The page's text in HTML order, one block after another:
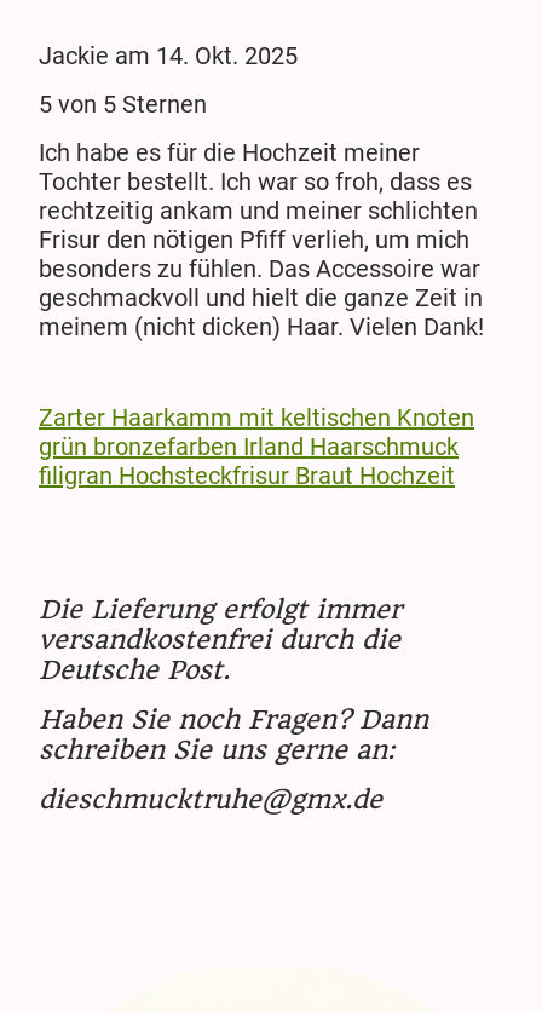
Jackie am 14. Okt. 2025
5 von 5 Sternen
Ich habe es für die Hochzeit meiner
Tochter bestellt. Ich war so froh, dass es
rechtzeitig ankam und meiner schlichten
Frisur den nötigen Pfiff verlieh, um mich
besonders zu fühlen. Das Accessoire war
geschmackvoll und hielt die ganze Zeit in
meinem (nicht dicken) Haar. Vielen Dank!
Zarter Haarkamm mit keltischen Knoten
grün bronzefarben Irland Haarschmuck
filigran Hochsteckfrisur Braut Hochzeit
Die Lieferung erfolgt immer
versandkostenfrei durch die
Deutsche Post.
Haben Sie noch Fragen? Dann
schreiben Sie uns gerne an:
dieschmucktruhe@gmx.de